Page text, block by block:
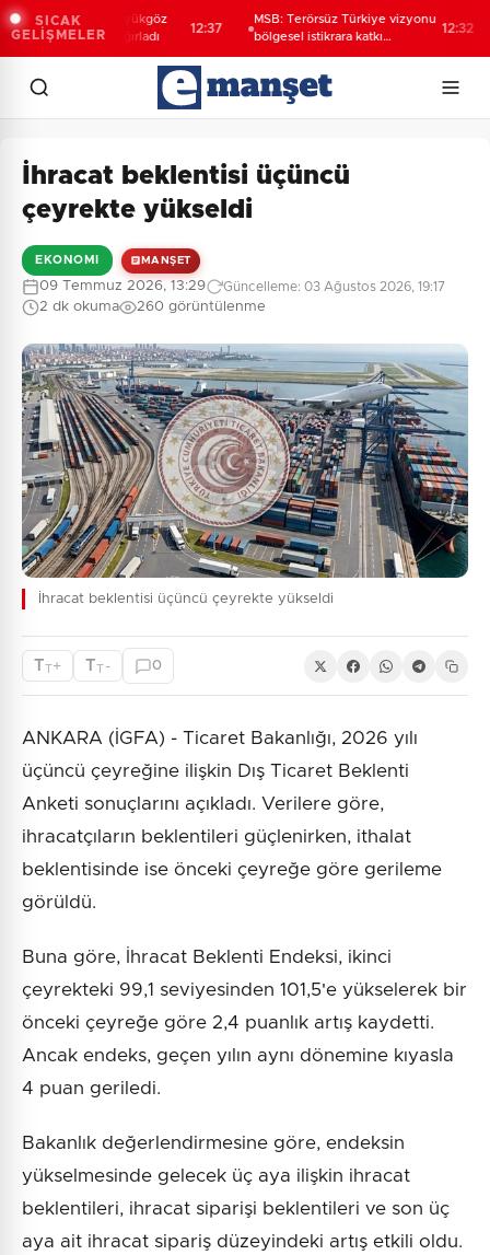
SICAK
GELİŞMELER
Başkan Büyükgöz
şampiyonlarını ağırladı
12:37
MSB: Terörsüz Türkiye vizyonu
bölgesel istikrara katkı
12:32
İhracat beklentisi üçüncü
çeyrekte yükseldi
EKONOMI MANŞET
09 Temmuz 2026, 13:29 Güncelleme: 03 Ağustos 2026, 19:17
2 dk okuma 260 görüntülenme
İhracat beklentisi üçüncü çeyrekte yükseldi
TT+ TT - 0
ANKARA (İGFA) - Ticaret Bakanlığı, 2026 yılı
üçüncü çeyreğine ilişkin Dış Ticaret Beklenti
Anketi sonuçlarını açıkladı. Verilere göre,
ihracatçıların beklentileri güçlenirken, ithalat
beklentisinde ise önceki çeyreğe göre gerileme
görüldü.
Buna göre, İhracat Beklenti Endeksi, ikinci
çeyrekteki 99,1 seviyesinden 101,5'e yükselerek bir
önceki çeyreğe göre 2,4 puanlık artış kaydetti.
Ancak endeks, geçen yılın aynı dönemine kıyasla
4 puan geriledi.
Bakanlık değerlendirmesine göre, endeksin
yükselmesinde gelecek üç aya ilişkin ihracat
beklentileri, ihracat siparişi beklentileri ve son üç
aya ait ihracat sipariş düzeyindeki artış etkili oldu.